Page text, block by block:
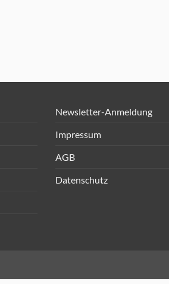
Newsletter-Anmeldung
Impressum
AGB
Datenschutz